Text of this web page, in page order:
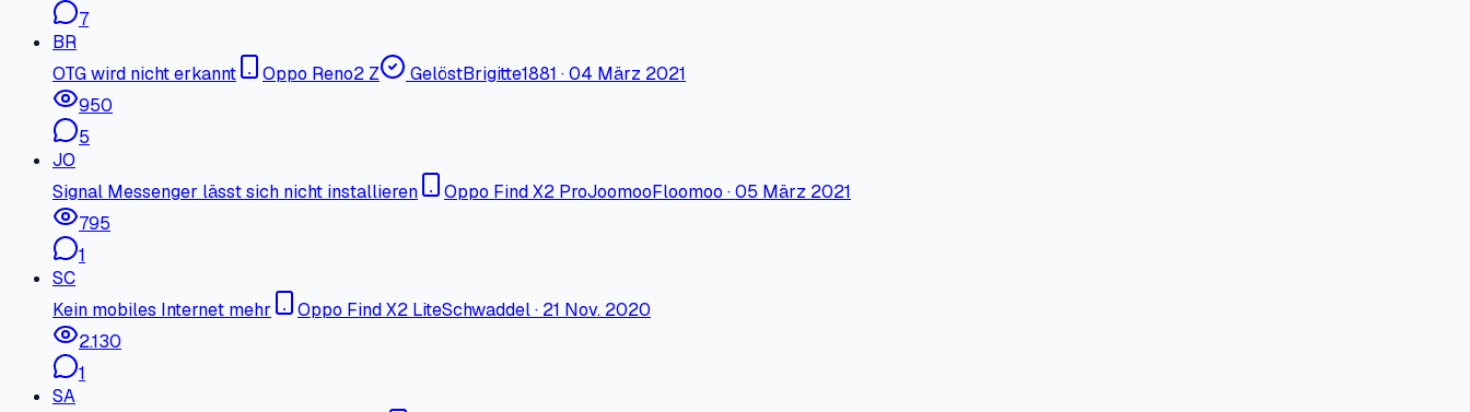
7
BR
OTG wird nicht erkannt
Oppo Reno2 Z GelöstBrigitte1881 ·04 März 2021
950
5
JO
Signal Messenger lässt sich nicht installieren
Oppo Find X2 ProJoomooFloomoo ·05 März 2021
795
1
SC
Kein mobiles Internet mehr
Oppo Find X2 LiteSchwaddel· 21 Nov. 2020
2.130
1
SA